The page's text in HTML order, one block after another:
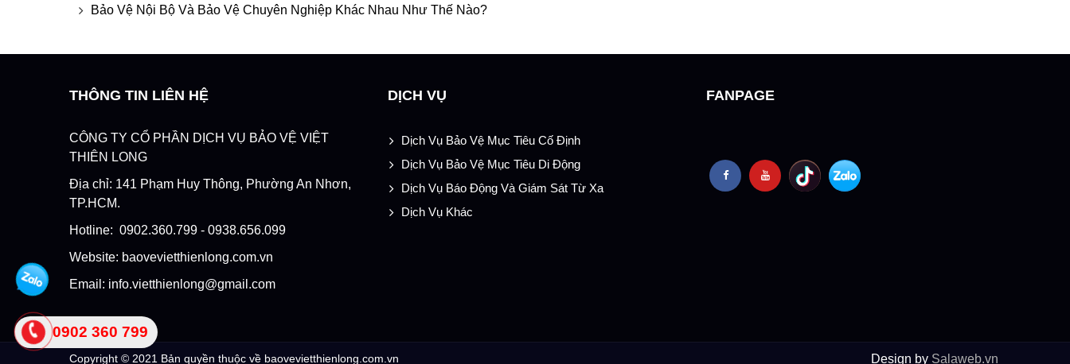
Bảo Vệ Nội Bộ Và Bảo Vệ Chuyên Nghiệp Khác Nhau Như Thế Nào?
THÔNG TIN LIÊN HỆ
CÔNG TY CỔ PHẦN DỊCH VỤ BẢO VỆ VIỆT
THIÊN LONG
Địa chỉ: 141 Phạm Huy Thông, Phường An Nhơn,
TP.HCM.
Hotline: 0902.360.799 - 0938.656.099
Website: baovevietthienlong.com.vn
Email: info.vietthienlong@gmail.com
DỊCH VỤ
Dịch Vụ Bảo Vệ Mục Tiêu Cố Định
Dịch Vụ Bảo Vệ Mục Tiêu Di Động
Dịch Vụ Báo Động Và Giám Sát Từ Xa
Dịch Vụ Khác
FANPAGE
Copyright © 2021 Bản quyền thuộc về baovevietthienlong.com.vn Design by Salaweb.vn
0902 360 799